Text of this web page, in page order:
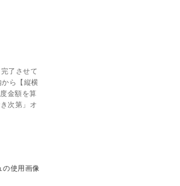
了させて
ら【縦横
金額を算
次第」オ